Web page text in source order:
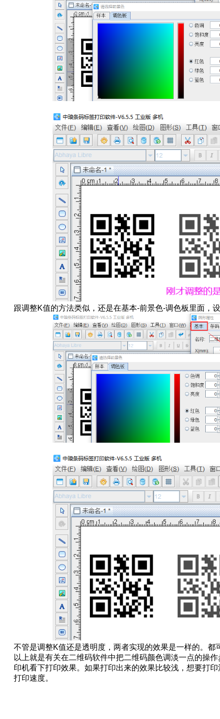
跟调整K值的方法类似，还是在基本-前景色-调色板里面，
不管是调整K值还是透明度，两者实现的效果是一样的。
以上就是有关在二维码软件中把二维码颜色调淡一点的操
印机看下打印效果。如果打印出来的效果比较浅，想要打
打印速度。